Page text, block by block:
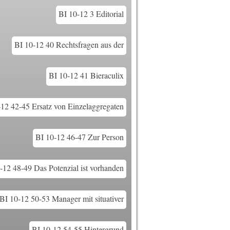
BI 10-12 3 Editorial
BI 10-12 40 Rechtsfragen aus der
BI 10-12 41 Bieraculix
42-45 Ersatz von Einzelaggregaten
BI 10-12 46-47 Zur Person
48-49 Das Potenzial ist vorhanden
BI 10-12 50-53 Manager mit situativer